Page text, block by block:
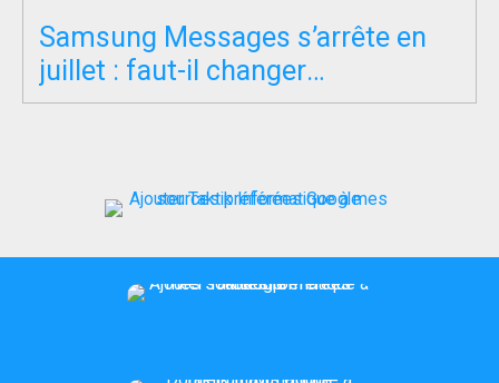
Samsung Messages s’arrête en
juillet : faut-il changer
d’application SMS ?